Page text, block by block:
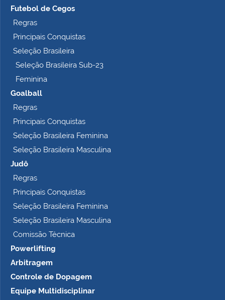
Futebol de Cegos
Regras
Principais Conquistas
Seleção Brasileira
Seleção Brasileira Sub-23
Feminina
Goalball
Regras
Principais Conquistas
Seleção Brasileira Feminina
Seleção Brasileira Masculina
Judô
Regras
Principais Conquistas
Seleção Brasileira Feminina
Seleção Brasileira Masculina
Comissão Técnica
Powerlifting
Arbitragem
Controle de Dopagem
Equipe Multidisciplinar